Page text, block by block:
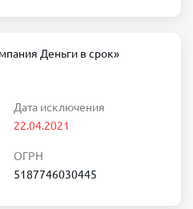
Деньги в срок»
Дата исключения
22.04.2021
ОГРН
5187746030445